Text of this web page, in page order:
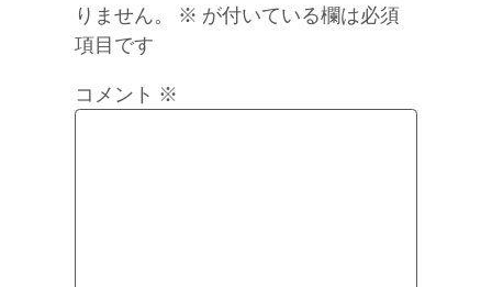
りません。
※ が付いている欄は必須
項目です
コメント ※